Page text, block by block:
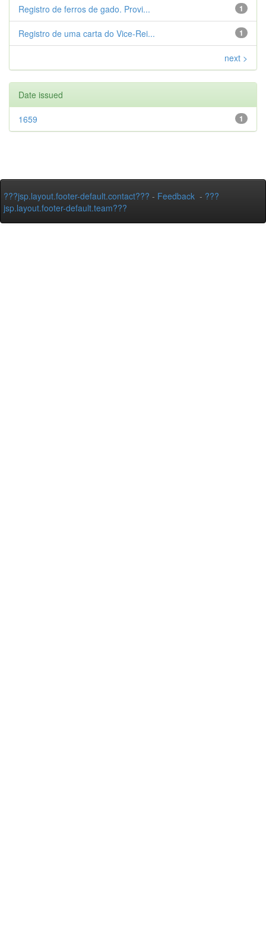
1
Registro de ferros de gado. Provi...
1
Registro de uma carta do Vice-Rei...
next >
Date issued
1
1659
???jsp.layout.footer-default.contact??? - Feedback - ???
jsp.layout.footer-default.team???